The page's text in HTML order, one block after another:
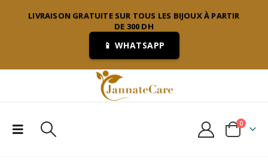
LIVRAISON GRATUITE SUR TOUS LES BIJOUX À PARTIR
DE 300 DH
📱 WHATSAPP
0